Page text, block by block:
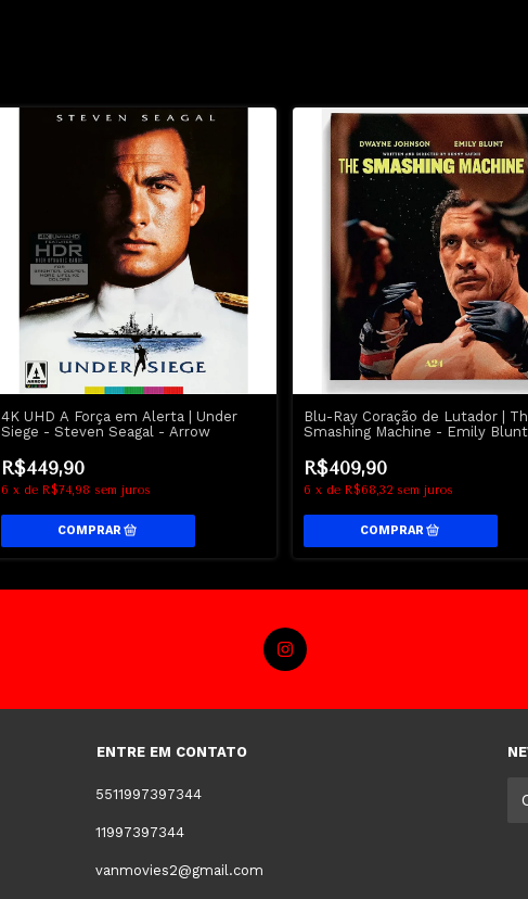
4K UHD A Força em Alerta | Under
Siege - Steven Seagal - Arrow
R$449,90
6 x de R$74,98 sem juros
Blu-Ray Coração de Lutador |
Smashing Machine - Emily
R$409,90
6 x de R$68,32 sem juros
ENTRE EM CONTATO
5511997397344
11997397344
vanmovies2@gmail.com